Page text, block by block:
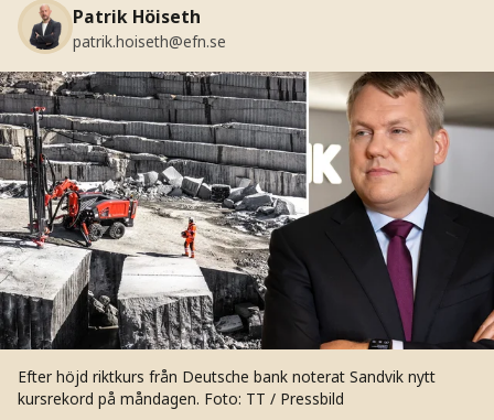
Patrik Höiseth
patrik.hoiseth@efn.se
Efter höjd riktkurs från Deutsche bank noterat Sandvik nytt
kursrekord på måndagen. Foto: TT / Pressbild